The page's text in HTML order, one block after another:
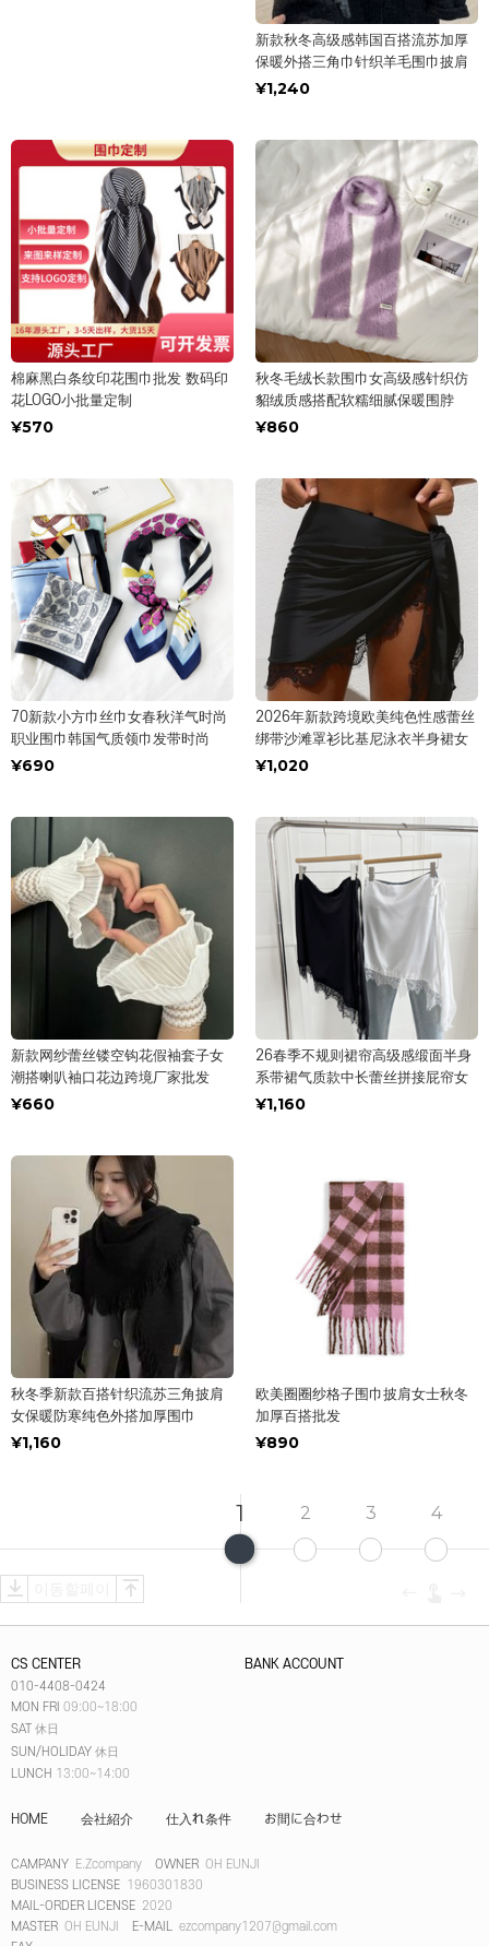
新款秋冬高级感韩国百搭流苏加厚
保暖外搭三角巾针织羊毛围巾披肩
¥1,240
棉麻黑白条纹印花围巾批发 数码印
花LOGO小批量定制
¥570
秋冬毛绒长款围巾女高级感针织仿
貂绒质感搭配软糯细腻保暖围脖
¥860
70新款小方巾丝巾女春秋洋气时尚
职业围巾韩国气质领巾发带时尚
¥690
2026年新款跨境欧美纯色性感蕾丝
绑带沙滩罩衫比基尼泳衣半身裙女
¥1,020
新款网纱蕾丝镂空钩花假袖套子女
潮搭喇叭袖口花边跨境厂家批发
¥660
26春季不规则裙帘高级感缎面半身
系带裙气质款中长蕾丝拼接屁帘女
¥1,160
秋冬季新款百搭针织流苏三角披肩
女保暖防寒纯色外搭加厚围巾
¥1,160
欧美圈圈纱格子围巾披肩女士秋冬
加厚百搭批发
¥890
1 2 3 4
CS CENTER
010-4408-0424
MON FRI 09:00~18:00
SAT 休日
SUN/HOLIDAY 休日
LUNCH 13:00~14:00
BANK ACCOUNT
HOME 会社紹介 仕入れ条件 お間に合わせ
CAMPANY E.Zcompany OWNER OH EUNJI
BUSINESS LICENSE 1960301830
MAIL-ORDER LICENSE 2020
MASTER OH EUNJI E-MAIL ezcompany1207@gmail.com